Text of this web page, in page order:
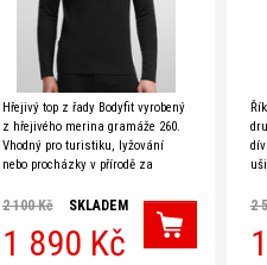
Hřejivý top z řady Bodyfit vyrobený
z hřejivého merina gramáže 260.
Vhodný pro turistiku, lyžování
nebo procházky v přírodě za
ramenní švy zabraňují
2 100 Kč SKLADEM
1 890 Kč
2